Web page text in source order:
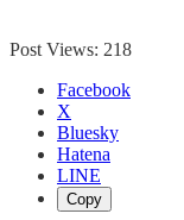
Post Views: 218
Facebook
X
Bluesky
Hatena
LINE
Copy